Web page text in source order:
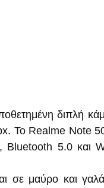
διπλή
Το Realme Note
Bluetooth 5.0 και
σε μαύρο και